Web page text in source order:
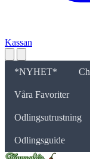
Kassan
*NYHET*
Våra Favoriter
Odlingsutrustning
Odlingsguide